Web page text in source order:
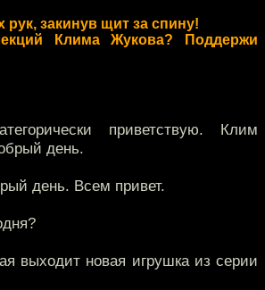
рук, закинув щит за спину!
Клима Жукова? Поддержи
приветствую. Клим
день.
день. Всем привет.
выходит новая игрушка из серии